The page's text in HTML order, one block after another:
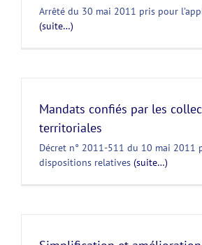
Arrêté du 30 mai 2011 pris pour
(suite…)
Mandats confiés par les
territoriales
Décret n° 2011-511 du 10 mai 2011
dispositions relatives (suite…)